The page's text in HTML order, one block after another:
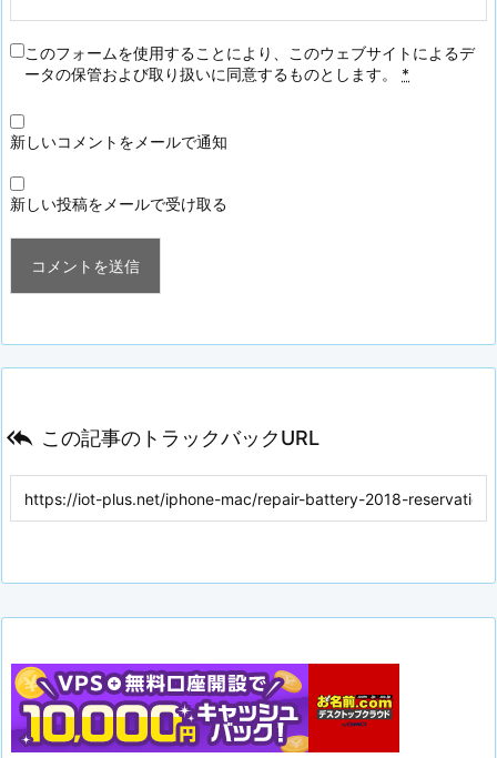
このフォームを使用することにより、このウェブサイトによるデ
ータの保管および取り扱いに同意するものとします。 *
新しいコメントをメールで通知
新しい投稿をメールで受け取る
 この記事のトラックバックURL